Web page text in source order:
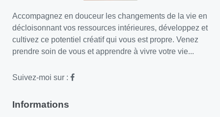
Accompagnez en douceur les changements de la vie en
décloisonnant vos ressources intérieures, développez et
cultivez ce potentiel créatif qui vous est propre. Venez
prendre soin de vous et apprendre à vivre votre vie...
Suivez-moi sur :
Informations